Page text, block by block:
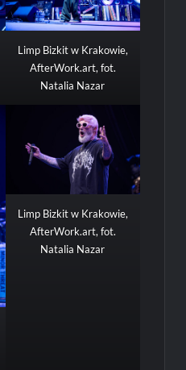
Limp Bizkit w Krakowie,
AfterWork.art, fot.
Natalia Nazar
Limp Bizkit w Krakowie,
AfterWork.art, fot.
Natalia Nazar